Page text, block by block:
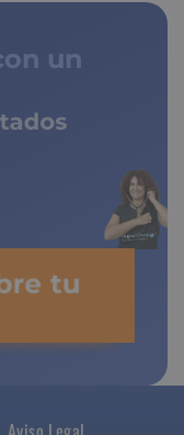
un
tu